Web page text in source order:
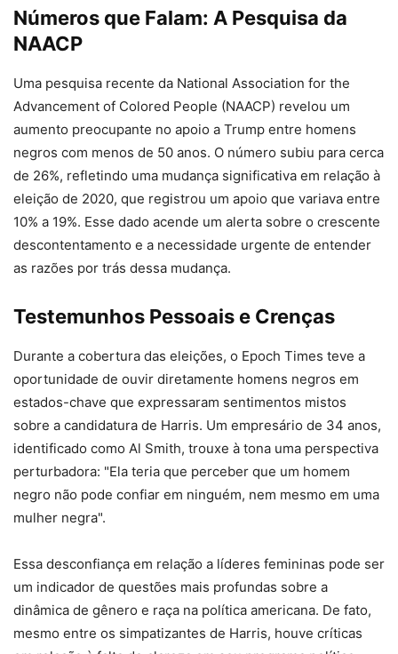
Números que Falam: A Pesquisa da
NAACP
Uma pesquisa recente da National Association for the
Advancement of Colored People (NAACP) revelou um
aumento preocupante no apoio a Trump entre homens
negros com menos de 50 anos. O número subiu para cerca
de 26%, refletindo uma mudança significativa em relação à
eleição de 2020, que registrou um apoio que variava entre
10% a 19%. Esse dado acende um alerta sobre o crescente
descontentamento e a necessidade urgente de entender
as razões por trás dessa mudança.
Testemunhos Pessoais e Crenças
Durante a cobertura das eleições, o Epoch Times teve a
oportunidade de ouvir diretamente homens negros em
estados-chave que expressaram sentimentos mistos
sobre a candidatura de Harris. Um empresário de 34 anos,
identificado como Al Smith, trouxe à tona uma perspectiva
perturbadora: "Ela teria que perceber que um homem
negro não pode confiar em ninguém, nem mesmo em uma
mulher negra".
Essa desconfiança em relação a líderes femininas pode ser
um indicador de questões mais profundas sobre a
dinâmica de gênero e raça na política americana. De fato,
mesmo entre os simpatizantes de Harris, houve críticas